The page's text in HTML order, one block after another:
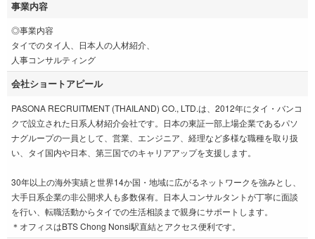
事業内容
◎事業内容
タイでのタイ人、日本人の人材紹介、
人事コンサルティング
会社ショートアピール
PASONA RECRUITMENT (THAILAND) CO., LTD.は、2012年にタイ・バンコ
クで設立された日系人材紹介会社です。日本の東証一部上場企業であるパソ
ナグループの一員として、営業、エンジニア、経理など多様な職種を取り扱
い、タイ国内や日本、第三国でのキャリアアップを支援します。
30年以上の海外実績と世界14か国・地域に広がるネットワークを強みとし、
大手日系企業の非公開求人も多数保有。日本人コンサルタントが丁寧に面談
を行い、転職活動からタイでの生活相談まで親身にサポートします。
＊オフィスはBTS Chong Nonsi駅直結とアクセス便利です。